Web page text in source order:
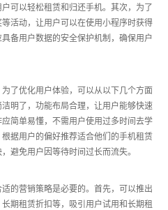
可以轻松租赁和归还手机。其次，为了
活动，让用户可以在使用小程序时获得
备用户数据的安全保护机制，确保用户
了优化用户体验，可以从以下几个方面
明了，功能布局合理，让用户能够快速
简单易懂，不需用户使用过多时间去学
据用户的偏好推荐适合他们的手机租赁
避免用户因等待时间过长而流失。
的营销策略是必要的。首先，可以推出
期租赁折扣等，吸引用户试用和长期租